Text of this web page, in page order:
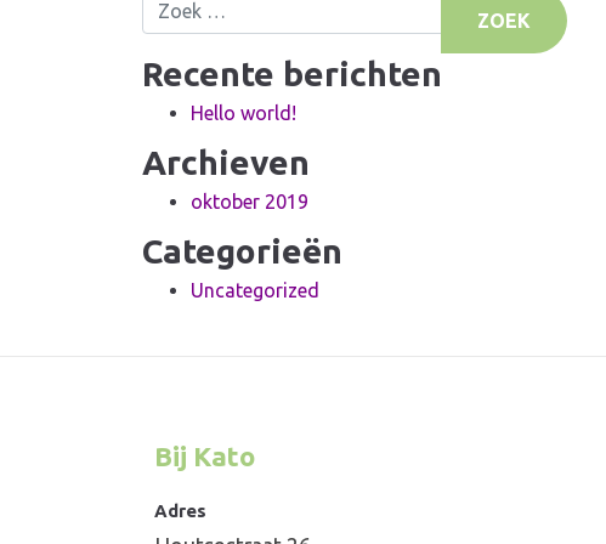
Recente berichten
Hello world!
Archieven
oktober 2019
Categorieën
Uncategorized
Bij Kato
Adres